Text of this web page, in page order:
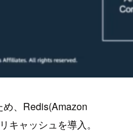
、Redis(Amazon
キャッシュを導入。